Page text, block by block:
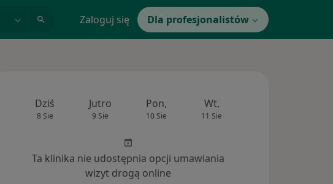
Zaloguj się Dla profesjonalistów
Dziś
8 Sie
Jutro
9 Sie
Pon,
10 Sie
Wt,
11 Sie
Ta klinika nie udostępnia opcji umawiania
wizyt drogą online